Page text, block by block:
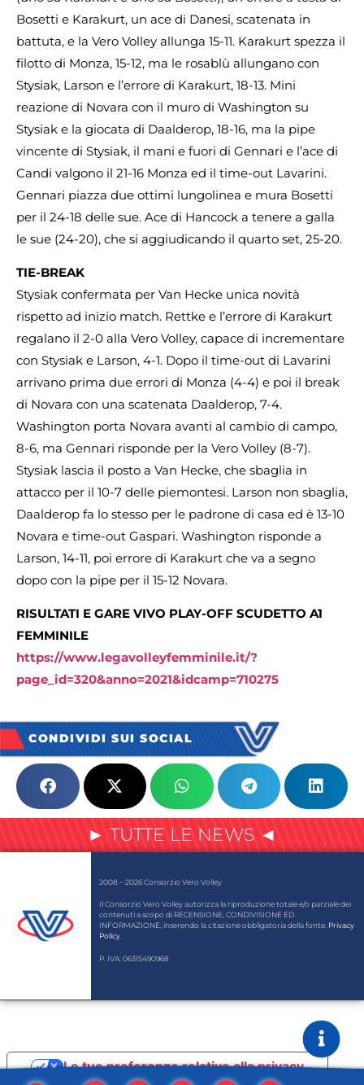
Bosetti e Karakurt, un ace di Danesi, scatenata in
battuta, e la Vero Volley allunga 15-11. Karakurt spezza il
filotto di Monza, 15-12, ma le rosablù allungano con
Stysiak, Larson e l’errore di Karakurt, 18-13. Mini
reazione di Novara con il muro di Washington su
Stysiak e la giocata di Daalderop, 18-16, ma la pipe
vincente di Stysiak, il mani e fuori di Gennari e l’ace di
Candi valgono il 21-16 Monza ed il time-out Lavarini.
Gennari piazza due ottimi lungolinea e mura Bosetti
per il 24-18 delle sue. Ace di Hancock a tenere a galla
le sue (24-20), che si aggiudicando il quarto set, 25-20.
TIE-BREAK
Stysiak confermata per Van Hecke unica novità
rispetto ad inizio match. Rettke e l’errore di Karakurt
regalano il 2-0 alla Vero Volley, capace di incrementare
con Stysiak e Larson, 4-1. Dopo il time-out di Lavarini
arrivano prima due errori di Monza (4-4) e poi il break
di Novara con una scatenata Daalderop, 7-4.
Washington porta Novara avanti al cambio di campo,
8-6, ma Gennari risponde per la Vero Volley (8-7).
Stysiak lascia il posto a Van Hecke, che sbaglia in
attacco per il 10-7 delle piemontesi. Larson non sbaglia,
Daalderop fa lo stesso per le padrone di casa ed è 13-10
Novara e time-out Gaspari. Washington risponde a
Larson, 14-11, poi errore di Karakurt che va a segno
dopo con la pipe per il 15-12 Novara.
RISULTATI E GARE VIVO PLAY-OFF SCUDETTO A1
FEMMINILE
https://www.legavolleyfemminile.it/?
page_id=320&anno=2021&idcamp=710275
CONDIVIDI SUI SOCIAL
► TUTTE LE NEWS ◄
2008 – 2026 Consorzio Vero Volley
Il Consorzio Vero Volley autorizza la riproduzione totale e/o parziale dei
contenuti a scopo di RECENSIONE, CONDIVISIONE ED
INFORMAZIONE, inserendo la citazione obbligatoria della fonte. Privacy
Policy.
P. IVA: 06315490968
Le tue preferenze relative alla privacy